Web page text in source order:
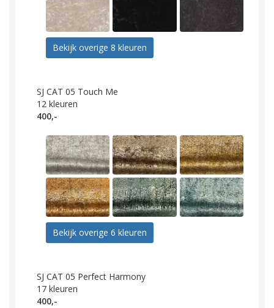
Bekijk overige 8 kleuren
SJ CAT 05 Touch Me
12 kleuren
400,-
Bekijk overige 6 kleuren
SJ CAT 05 Perfect Harmony
17 kleuren
400,-